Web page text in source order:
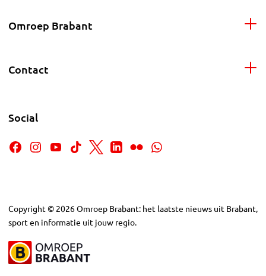
Omroep Brabant
Contact
Social
Copyright © 2026Omroep Brabant: het laatste nieuws uit Brabant,
sport en informatie uit jouw regio.